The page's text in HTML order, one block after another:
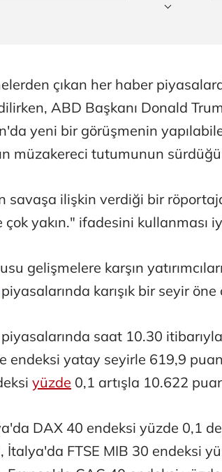
çıkan her haber
ABD Başkanı Donald
yeni bir görüşmenin
müzakereci tutumunun
savaşa ilişkin verdiği bir
yakın." ifadesini kullanması
gelişmelere karşın
piyasalarında karışık bir seyir öne
saat 10.30
endeksi yatay seyirle 619,9
yüzde 0,1 artışla 10.622
DAX 40 endeksi yüzde 0,1
İtalya'da FTSE MIB 30 endeksi
Tunca Bengin
Ali Eyüboğlu
Ahbap’a bağışları kayıp ünlüler var
Deniz Kilislioğlu
Hürmüz formülü